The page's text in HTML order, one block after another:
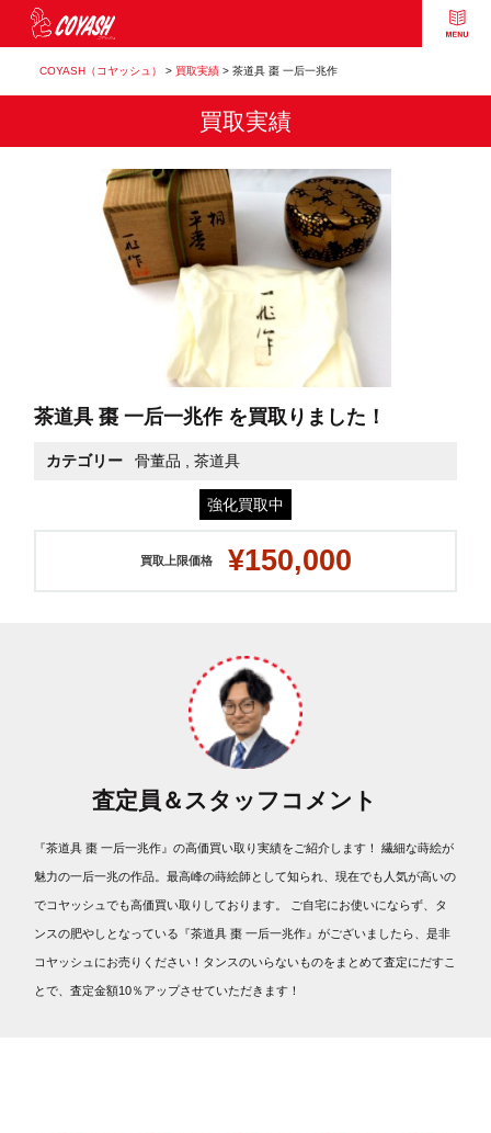
COYASH（コヤッシュ） > 買取実績> 茶道具 棗 一后一兆作
買取実績
茶道具 棗 一后一兆作 を買取りました！
カテゴリー 骨董品 茶道具
強化買取中
買取上限価格 ¥150,000
査定員＆スタッフコメント
『茶道具 棗 一后一兆作』の高価買い取り実績をご紹介します！ 繊細な蒔絵が
魅力の一后一兆の作品。最高峰の蒔絵師として知られ、現在でも人気が高いの
でコヤッシュでも高価買い取りしております。 ご自宅にお使いにならず、タ
ンスの肥やしとなっている『茶道具 棗 一后一兆作』がございましたら、是非
コヤッシュにお売りください！タンスのいらないものをまとめて査定にだすこ
とで、査定金額10％アップさせていただきます！